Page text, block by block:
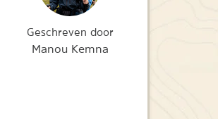
Geschreven door
Manou Kemna